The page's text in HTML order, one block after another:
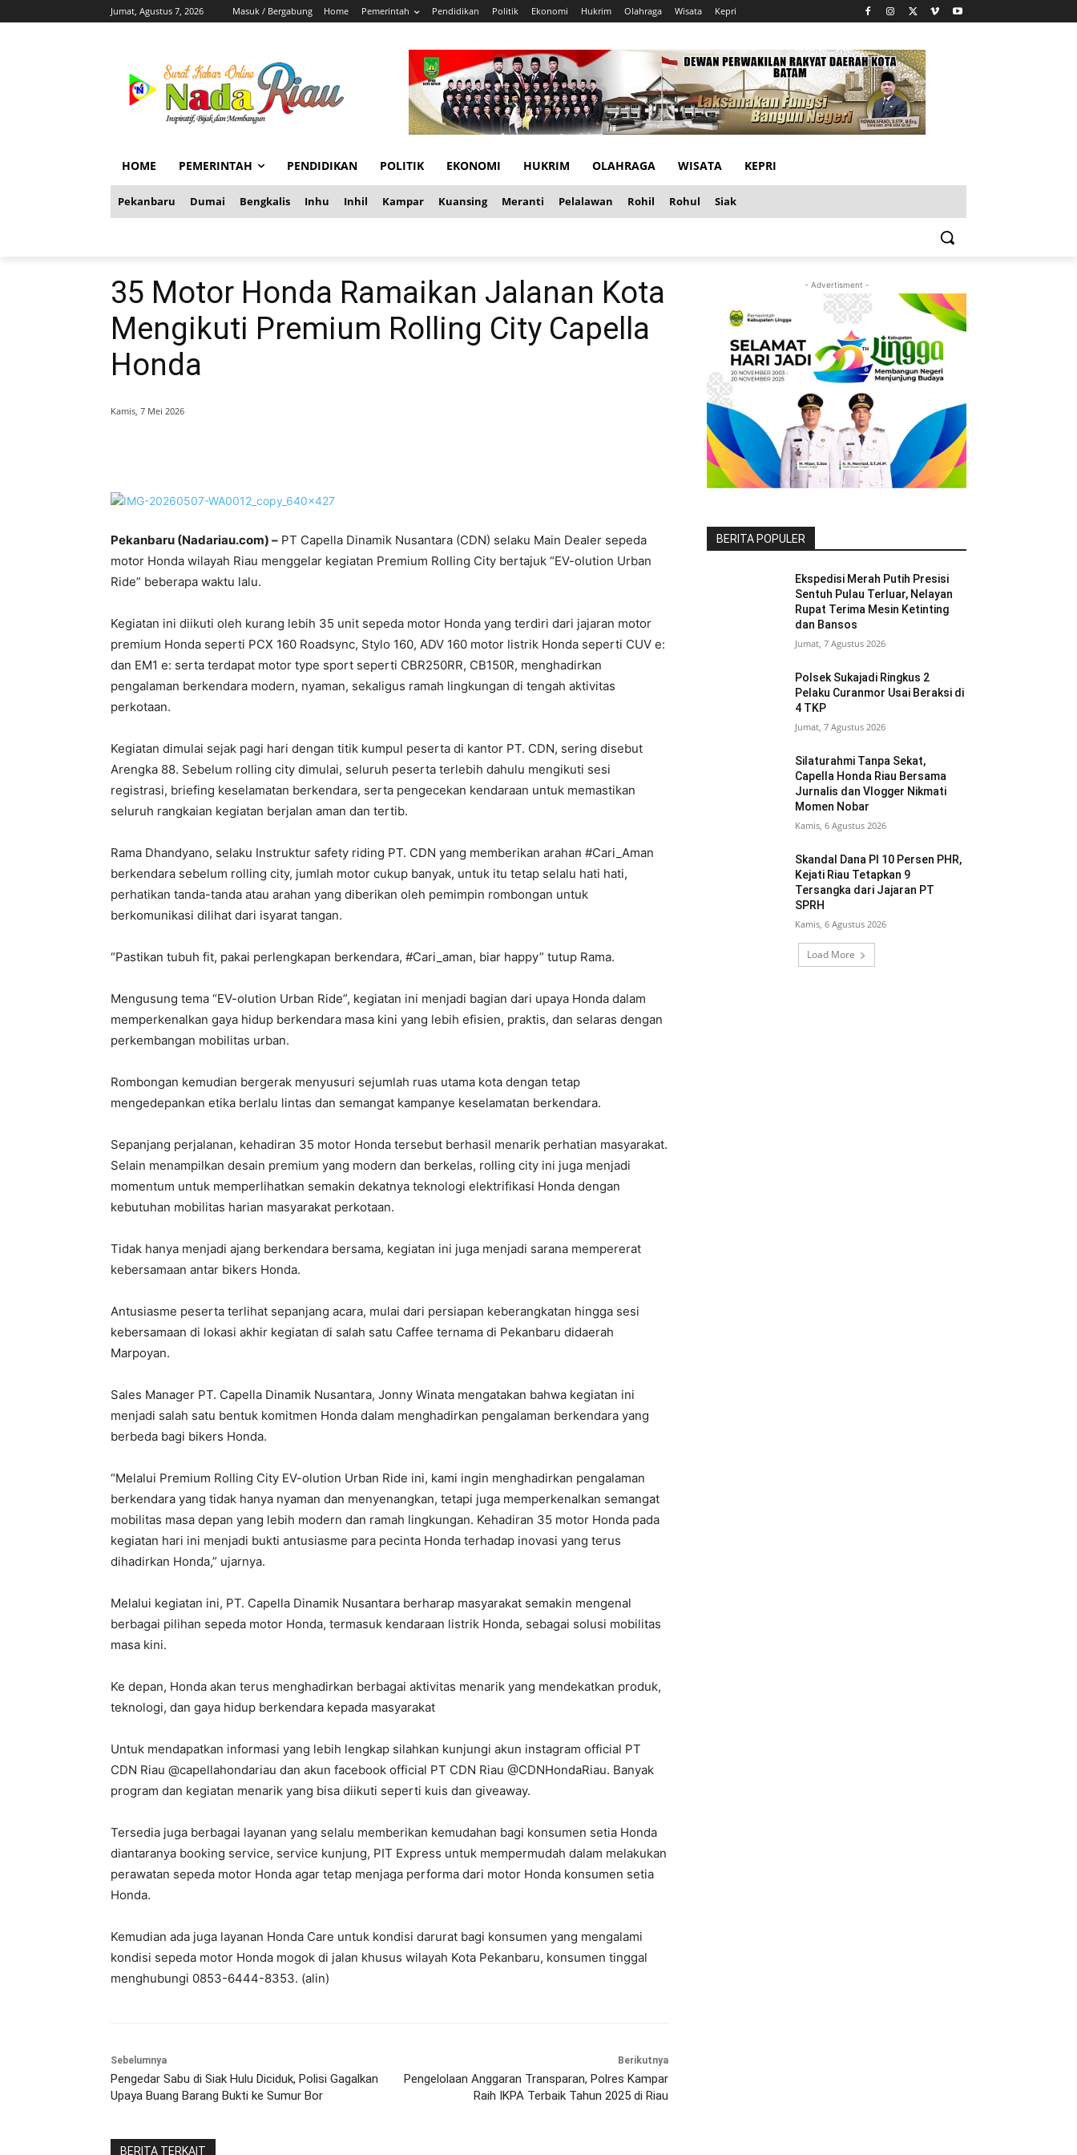
Jumat, Agustus 7, 2026 Masuk / Bergabung Home Pemerintah Pendidikan Politik Ekonomi Hukrim Olahraga Wisata Kepri
HOME PEMERINTAH PENDIDIKAN POLITIK EKONOMI HUKRIM OLAHRAGA WISATA KEPRI
Pekanbaru Dumai Bengkalis Inhu Inhil Kampar Kuansing Meranti Pelalawan Rohil Rohul Siak
35 Motor Honda Ramaikan Jalanan Kota
Mengikuti Premium Rolling City Capella
Honda
Kamis, 7 Mei 2026
Pekanbaru (Nadariau.com) – PT Capella Dinamik Nusantara (CDN) selaku Main Dealer sepeda
motor Honda wilayah Riau menggelar kegiatan Premium Rolling City bertajuk “EV-olution Urban
Ride” beberapa waktu lalu.
Kegiatan ini diikuti oleh kurang lebih 35 unit sepeda motor Honda yang terdiri dari jajaran motor
premium Honda seperti PCX 160 Roadsync, Stylo 160, ADV 160 motor listrik Honda seperti CUV e:
dan EM1 e: serta terdapat motor type sport seperti CBR250RR, CB150R, menghadirkan
pengalaman berkendara modern, nyaman, sekaligus ramah lingkungan di tengah aktivitas
perkotaan.
Kegiatan dimulai sejak pagi hari dengan titik kumpul peserta di kantor PT. CDN, sering disebut
Arengka 88. Sebelum rolling city dimulai, seluruh peserta terlebih dahulu mengikuti sesi
registrasi, briefing keselamatan berkendara, serta pengecekan kendaraan untuk memastikan
seluruh rangkaian kegiatan berjalan aman dan tertib.
Rama Dhandyano, selaku Instruktur safety riding PT. CDN yang memberikan arahan #Cari_Aman
berkendara sebelum rolling city, jumlah motor cukup banyak, untuk itu tetap selalu hati hati,
perhatikan tanda-tanda atau arahan yang diberikan oleh pemimpin rombongan untuk
berkomunikasi dilihat dari isyarat tangan.
“Pastikan tubuh fit, pakai perlengkapan berkendara, #Cari_aman, biar happy” tutup Rama.
Mengusung tema “EV-olution Urban Ride”, kegiatan ini menjadi bagian dari upaya Honda dalam
memperkenalkan gaya hidup berkendara masa kini yang lebih efisien, praktis, dan selaras dengan
perkembangan mobilitas urban.
Rombongan kemudian bergerak menyusuri sejumlah ruas utama kota dengan tetap
mengedepankan etika berlalu lintas dan semangat kampanye keselamatan berkendara.
Sepanjang perjalanan, kehadiran 35 motor Honda tersebut berhasil menarik perhatian masyarakat.
Selain menampilkan desain premium yang modern dan berkelas, rolling city ini juga menjadi
momentum untuk memperlihatkan semakin dekatnya teknologi elektrifikasi Honda dengan
kebutuhan mobilitas harian masyarakat perkotaan.
Tidak hanya menjadi ajang berkendara bersama, kegiatan ini juga menjadi sarana mempererat
kebersamaan antar bikers Honda.
Antusiasme peserta terlihat sepanjang acara, mulai dari persiapan keberangkatan hingga sesi
kebersamaan di lokasi akhir kegiatan di salah satu Caffee ternama di Pekanbaru didaerah
Marpoyan.
Sales Manager PT. Capella Dinamik Nusantara, Jonny Winata mengatakan bahwa kegiatan ini
menjadi salah satu bentuk komitmen Honda dalam menghadirkan pengalaman berkendara yang
berbeda bagi bikers Honda.
“Melalui Premium Rolling City EV-olution Urban Ride ini, kami ingin menghadirkan pengalaman
berkendara yang tidak hanya nyaman dan menyenangkan, tetapi juga memperkenalkan semangat
mobilitas masa depan yang lebih modern dan ramah lingkungan. Kehadiran 35 motor Honda pada
kegiatan hari ini menjadi bukti antusiasme para pecinta Honda terhadap inovasi yang terus
dihadirkan Honda,” ujarnya.
Melalui kegiatan ini, PT. Capella Dinamik Nusantara berharap masyarakat semakin mengenal
berbagai pilihan sepeda motor Honda, termasuk kendaraan listrik Honda, sebagai solusi mobilitas
masa kini.
Ke depan, Honda akan terus menghadirkan berbagai aktivitas menarik yang mendekatkan produk,
teknologi, dan gaya hidup berkendara kepada masyarakat
Untuk mendapatkan informasi yang lebih lengkap silahkan kunjungi akun instagram official PT
CDN Riau @capellahondariau dan akun facebook official PT CDN Riau @CDNHondaRiau. Banyak
program dan kegiatan menarik yang bisa diikuti seperti kuis dan giveaway.
Tersedia juga berbagai layanan yang selalu memberikan kemudahan bagi konsumen setia Honda
diantaranya booking service, service kunjung, PIT Express untuk mempermudah dalam melakukan
perawatan sepeda motor Honda agar tetap menjaga performa dari motor Honda konsumen setia
Honda.
Kemudian ada juga layanan Honda Care untuk kondisi darurat bagi konsumen yang mengalami
kondisi sepeda motor Honda mogok di jalan khusus wilayah Kota Pekanbaru, konsumen tinggal
menghubungi 0853-6444-8353. (alin)
Sebelumnya
Pengedar Sabu di Siak Hulu Diciduk, Polisi Gagalkan
Upaya Buang Barang Bukti ke Sumur Bor
Berikutnya
Pengelolaan Anggaran Transparan, Polres Kampar
Raih IKPA Terbaik Tahun 2025 di Riau
BERITA TERKAIT
- Advertisment -
BERITA POPULER
Ekspedisi Merah Putih Presisi
Sentuh Pulau Terluar, Nelayan
Rupat Terima Mesin Ketinting
dan Bansos
Jumat, 7 Agustus 2026
Polsek Sukajadi Ringkus 2
Pelaku Curanmor Usai Beraksi di
4 TKP
Jumat, 7 Agustus 2026
Silaturahmi Tanpa Sekat,
Capella Honda Riau Bersama
Jurnalis dan Vlogger Nikmati
Momen Nobar
Kamis, 6 Agustus 2026
Skandal Dana PI 10 Persen PHR,
Kejati Riau Tetapkan 9
Tersangka dari Jajaran PT
SPRH
Kamis, 6 Agustus 2026
Load More